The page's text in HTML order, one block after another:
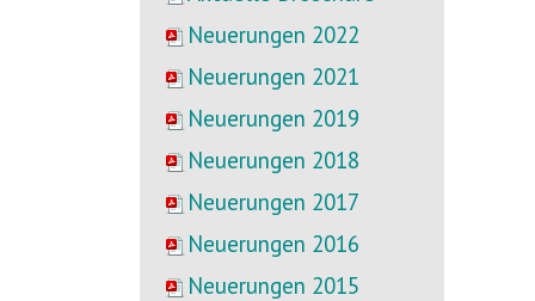
Neuerungen 2022
Neuerungen 2021
Neuerungen 2019
Neuerungen 2018
Neuerungen 2017
Neuerungen 2016
Neuerungen 2015